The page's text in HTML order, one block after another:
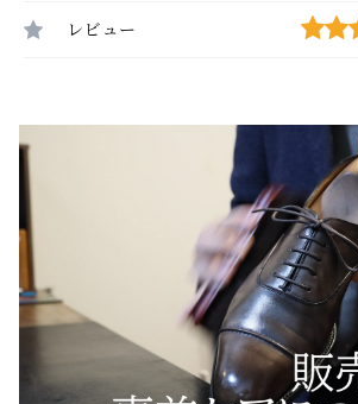
レビュー